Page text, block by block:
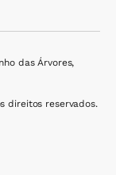
das Árvores,
direitos reservados.